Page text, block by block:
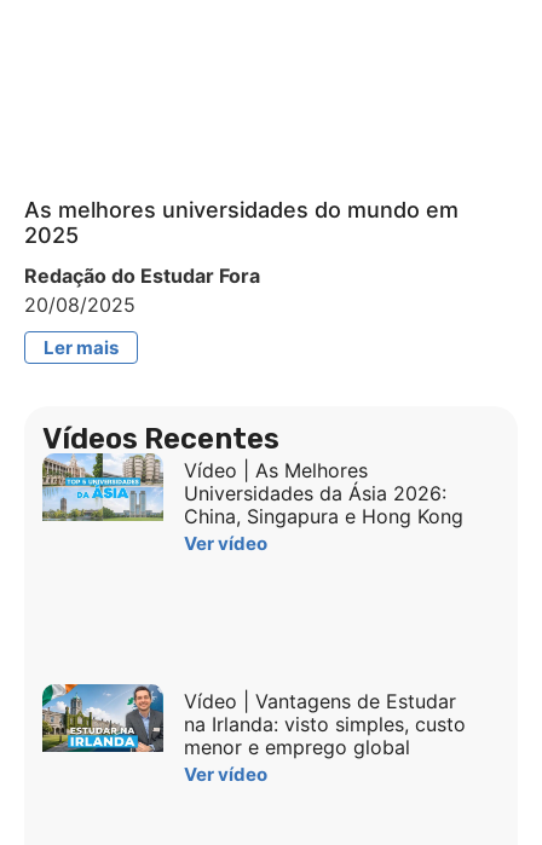
As melhores universidades do mundo em
2025
Redação do Estudar Fora
20/08/2025
Ler mais
Vídeos Recentes
Vídeo | As Melhores
Universidades da Ásia 2026:
China, Singapura e Hong Kong
Ver vídeo
Vídeo | Vantagens de Estudar
na Irlanda: visto simples, custo
menor e emprego global
Ver vídeo